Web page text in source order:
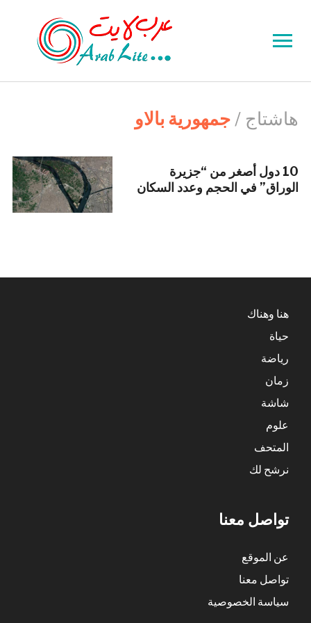
Toggle
navigation
هاشتاج / جمهورية بالاو
10 دول أصغر من “جزيرة
الوراق” في الحجم وعدد السكان
هنا وهناك
حياة
رياضة
زمان
شاشة
علوم
المتحف
نرشح لك
تواصل معنا
عن الموقع
تواصل معنا
سياسة الخصوصية